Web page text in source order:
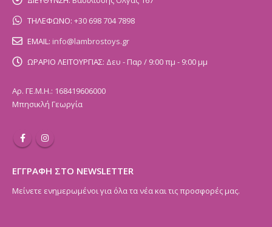
ΤΗΛΕΦΩΝΟ: +30 698 704 7898
EMAIL: info@lambrostoys.gr
ΩΡΑΡΙΟ ΛΕΙΤΟΥΡΓΙΑΣ: Δευ - Παρ / 9:00 πμ - 9:00 μμ
Αρ. ΓΕ.Μ.Η.: 168419606000
Μπησικλή Γεωργία
ΕΓΓΡΑΦΗ ΣΤΟ NEWSLETTER
Μείνετε ενημερωμένοι για όλα τα νέα και τις προσφορές μας.